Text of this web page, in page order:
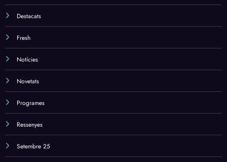
Destacats
Fresh
Notícies
Novetats
Programes
Ressenyes
Setembre 25